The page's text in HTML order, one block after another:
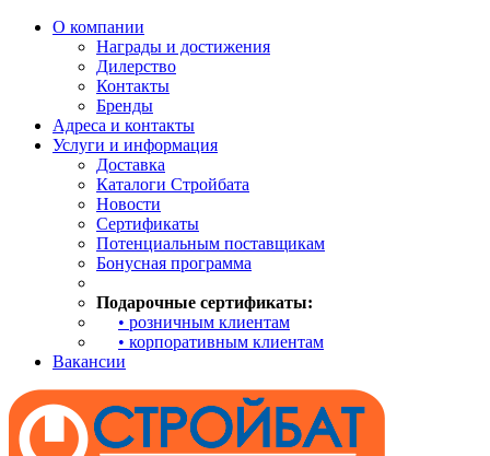
О компании
Награды и достижения
Дилерство
Контакты
Бренды
Адреса и контакты
Услуги и информация
Доставка
Каталоги Стройбата
Новости
Сертификаты
Потенциальным поставщикам
Бонусная программа
Подарочные сертификаты:
• розничным клиентам
• корпоративным клиентам
Вакансии